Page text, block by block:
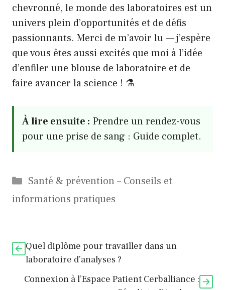
chevronné, le monde des laboratoires est un
univers plein d’opportunités et de défis
passionnants. Merci de m’avoir lu — j’espère
que vous êtes aussi excités que moi à l’idée
d’enfiler une blouse de laboratoire et de
faire avancer la science ! ⚗️
À lire ensuite : Prendre un rendez-vous
pour une prise de sang : Guide complet.
Catégories
Santé & prévention – Conseils et
informations pratiques
Quel diplôme pour travailler dans un
laboratoire d’analyses ?
Connexion à l’Espace Patient Cerballiance :